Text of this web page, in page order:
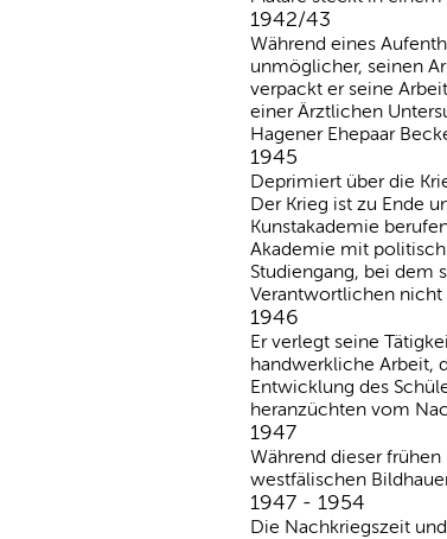
1942/43
Während eines
unmöglicher, seinen
verpackt er seine
einer Ärztlichen
Hagener Ehepaar
1945
Deprimiert über die
Der Krieg ist zu Ende
Kunstakademie
Akademie mit
Studiengang, bei dem
Verantwortlichen nicht
1946
Er verlegt seine
handwerkliche Arbeit,
Entwicklung des
heranzüchten vom
1947
Während dieser
westfälischen
1947 - 1954
Die Nachkriegszeit